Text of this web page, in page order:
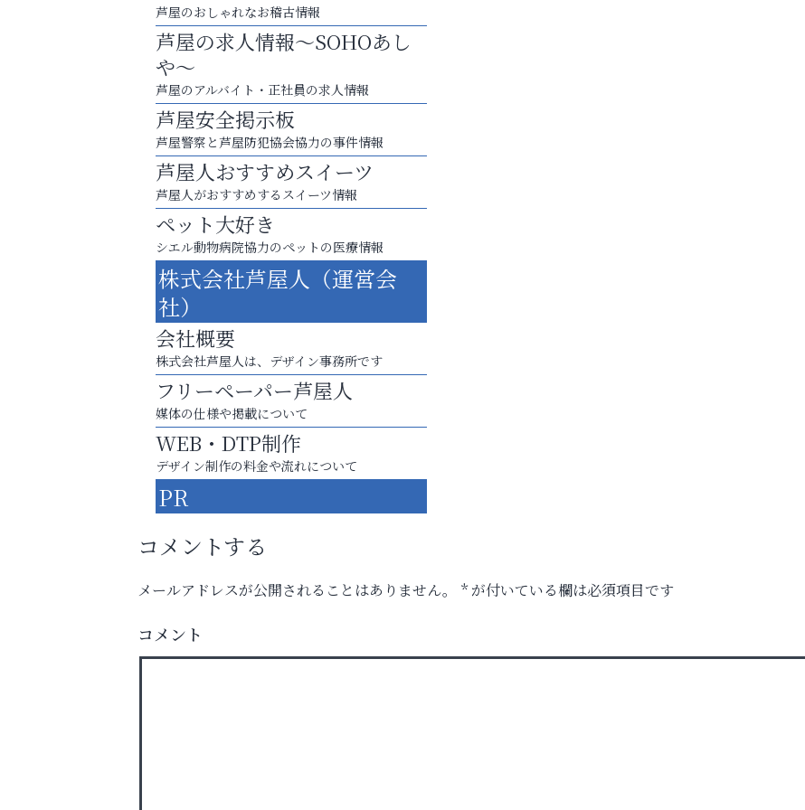
猫背･側弯、背骨の歪みを
整えませんか？
Y-SPIRAL（ワイスパイラル）
運動不足「動かない」を解消しませんか？
芦屋のおしゃれなお稽古情報
芦屋の求人情報～SOHOあし
や～
芦屋のアルバイト・正社員の求人情報
芦屋安全掲示板
芦屋警察と芦屋防犯協会協力の事件情報
芦屋人おすすめスイーツ
芦屋人がおすすめするスイーツ情報
ペット大好き
シエル動物病院協力のペットの医療情報
株式会社芦屋人（運営会
社）
会社概要
株式会社芦屋人は、デザイン事務所です
フリーペーパー芦屋人
媒体の仕様や掲載について
WEB・DTP制作
デザイン制作の料金や流れについて
PR
コメントする
メールアドレスが公開されることはありません。 *が付いている欄は必須項目です
コメント